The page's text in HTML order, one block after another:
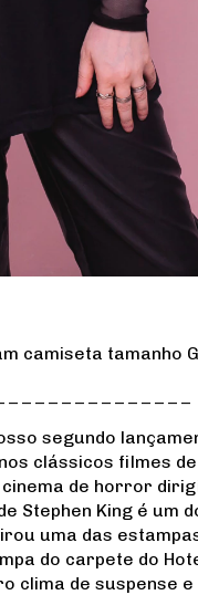
camiseta tamanho
segundo
clássicos filmes
cinema de horror
Stephen King é um
uma das
do carpete do
clima de suspense